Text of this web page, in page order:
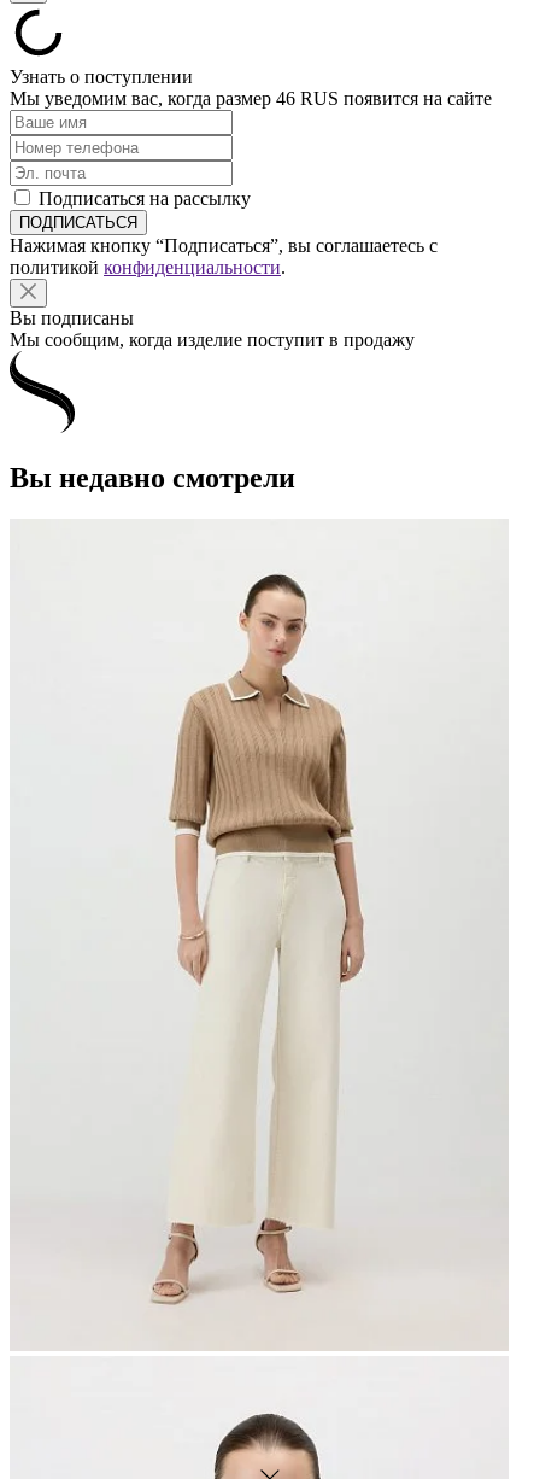
Узнать о поступлении
Мы уведомим вас, когда размер 46 RUS появится на сайте
Подписаться на рассылку
Нажимая кнопку “Подписаться”, вы соглашаетесь с
политикой конфиденциальности.
Вы подписаны
Мы сообщим, когда изделие поступит в продажу
Вы недавно смотрели